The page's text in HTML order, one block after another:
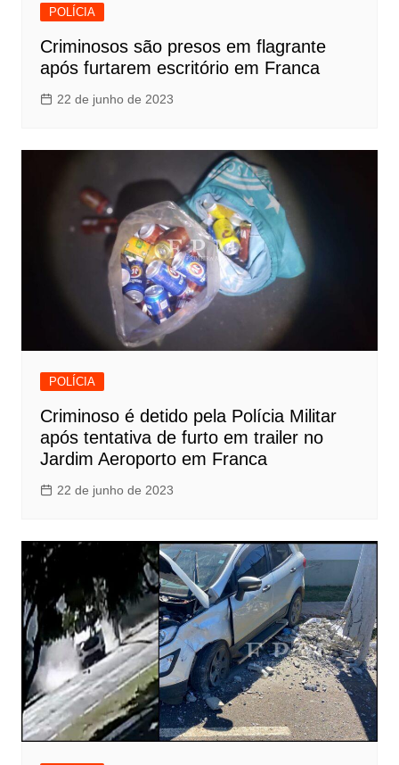
POLÍCIA
Criminosos são presos em flagrante
após furtarem escritório em Franca
22 de junho de 2023
POLÍCIA
Criminoso é detido pela Polícia Militar
após tentativa de furto em trailer no
Jardim Aeroporto em Franca
22 de junho de 2023